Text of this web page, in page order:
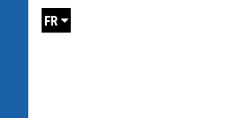
FR